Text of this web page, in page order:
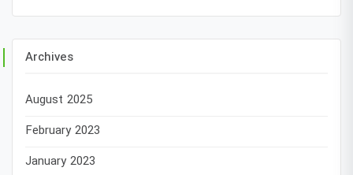
Archives
August 2025
February 2023
January 2023